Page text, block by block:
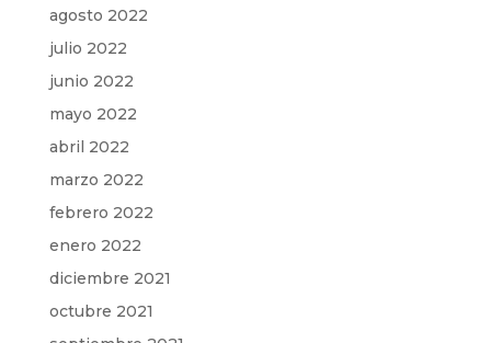
agosto 2022
julio 2022
junio 2022
mayo 2022
abril 2022
marzo 2022
febrero 2022
enero 2022
diciembre 2021
octubre 2021